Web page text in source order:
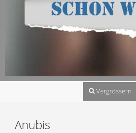
Vergrössern
Anubis